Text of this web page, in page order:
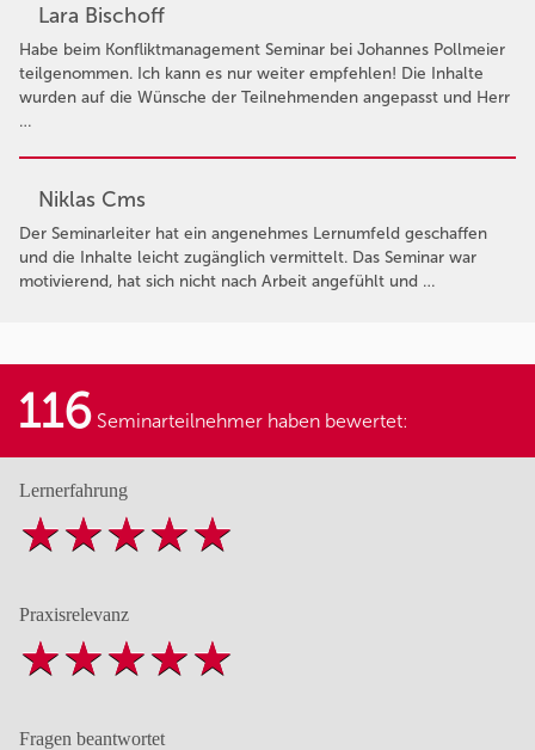
Lara Bischoff
Habe beim Konfliktmanagement Seminar bei Johannes Pollmeier
teilgenommen. Ich kann es nur weiter empfehlen! Die Inhalte
wurden auf die Wünsche der Teilnehmenden angepasst und Herr
…
Niklas Cms
Der Seminarleiter hat ein angenehmes Lernumfeld geschaffen
und die Inhalte leicht zugänglich vermittelt. Das Seminar war
motivierend, hat sich nicht nach Arbeit angefühlt und …
116 Seminarteilnehmer haben bewertet:
Lernerfahrung
Praxisrelevanz
Fragen beantwortet